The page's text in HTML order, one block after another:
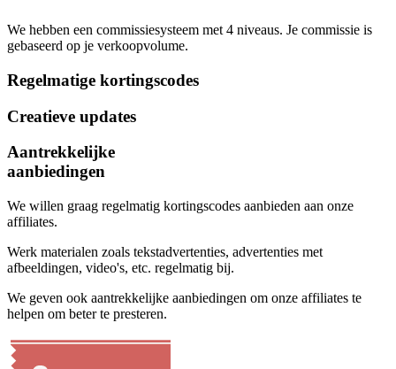
We hebben een commissiesysteem met 4 niveaus. Je commissie is
gebaseerd op je verkoopvolume.
Regelmatige kortingscodes
Creatieve updates
Aantrekkelijke
aanbiedingen
We willen graag regelmatig kortingscodes aanbieden aan onze
affiliates.
Werk materialen zoals tekstadvertenties, advertenties met
afbeeldingen, video's, etc. regelmatig bij.
We geven ook aantrekkelijke aanbiedingen om onze affiliates te
helpen om beter te presteren.